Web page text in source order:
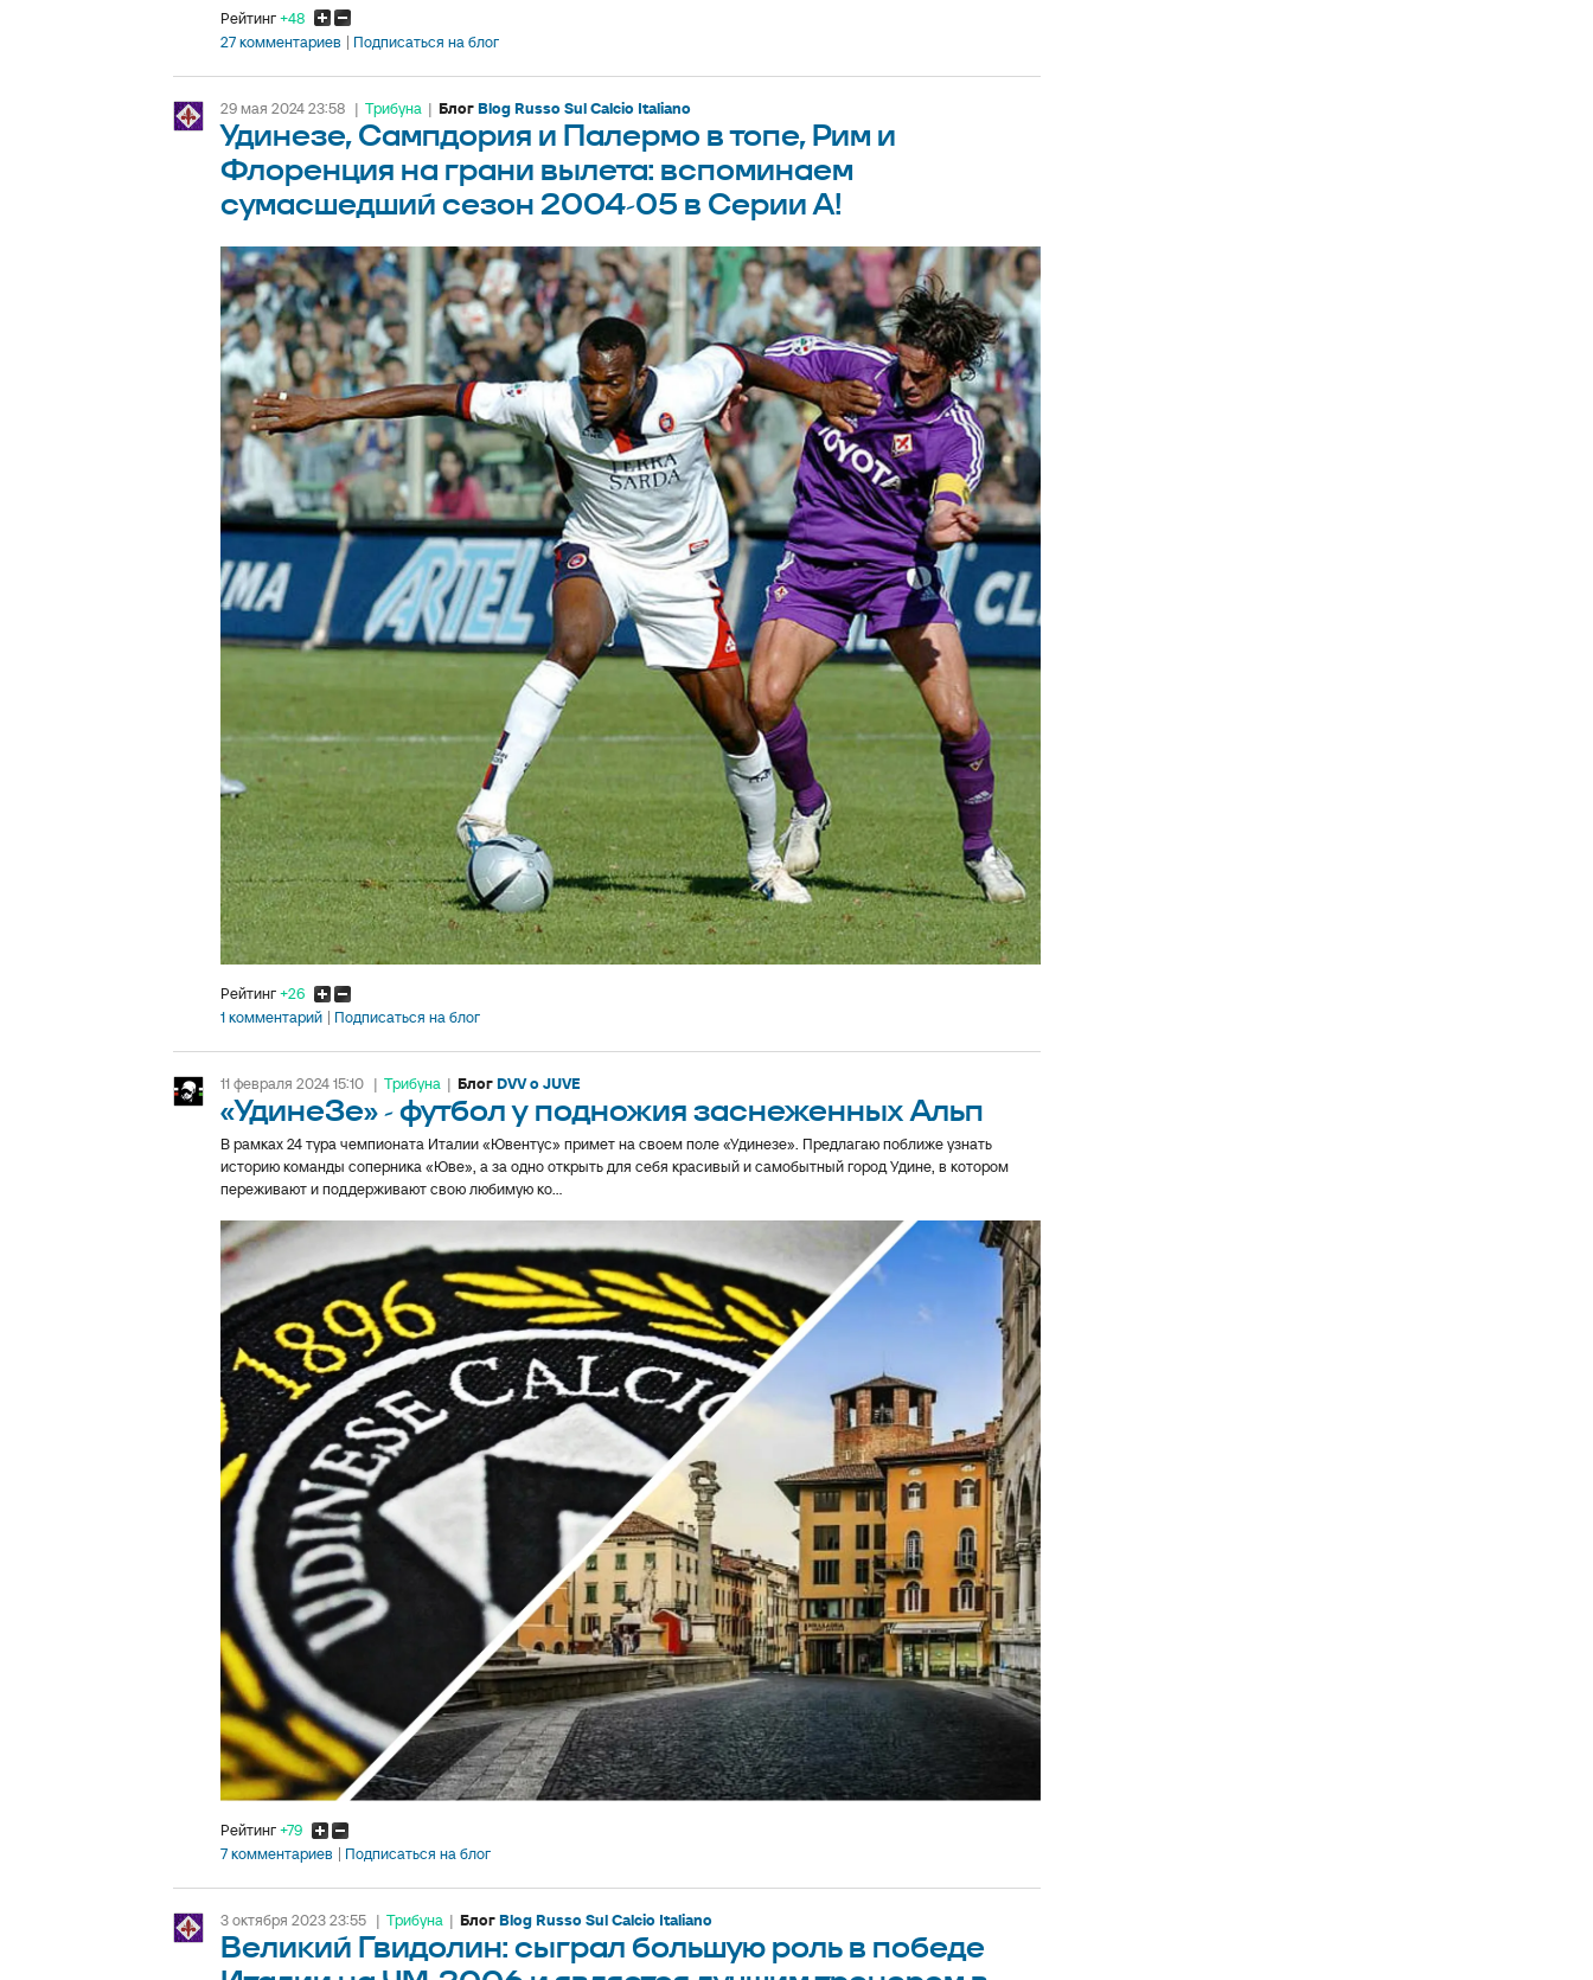
Рейтинг+48
27 комментариев
Подписаться на блог
29 мая 2024 23:58 | Трибуна | БлогBlog Russo Sul Calcio Italiano
Удинезе, Сампдория и Палермо в топе, Рим и
Флоренция на грани вылета: вспоминаем
сумасшедший сезон 2004-05 в Серии А!
Рейтинг+26
1 комментарий
Подписаться на блог
11 февраля 2024 15:10 | Трибуна | БлогDVV o JUVE
«УдинеЗе» - футбол у подножия заснеженных Альп
В рамках 24 тура чемпионата Италии «Ювентус» примет на своем поле «Удинезе». Предлагаю поближе узнать
историю команды соперника «Юве», а за одно открыть для себя красивый и самобытный город Удине, в котором
переживают и поддерживают свою любимую ко...
Рейтинг+79
7 комментариев
Подписаться на блог
3 октября 2023 23:55 | Трибуна | БлогBlog Russo Sul Calcio Italiano
Великий Гвидолин: сыграл большую роль в победе